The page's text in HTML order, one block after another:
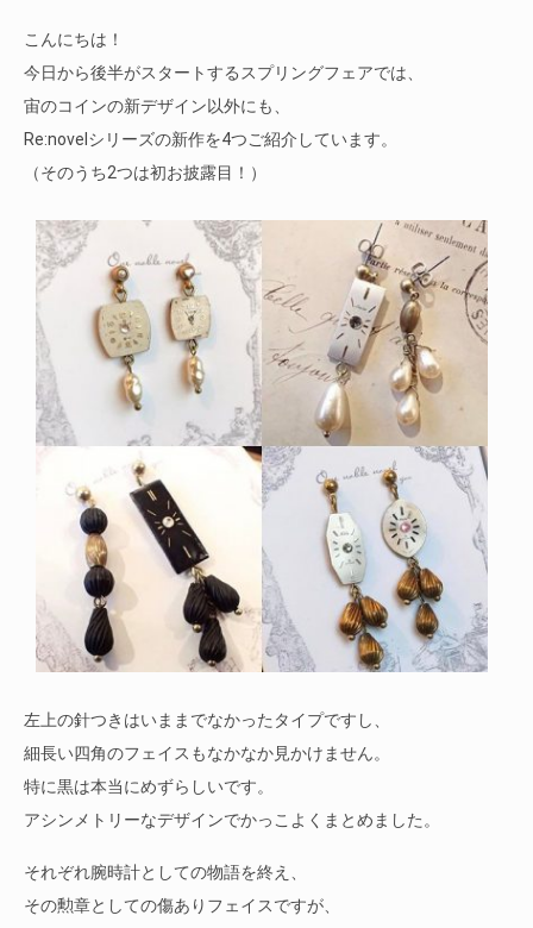
こんにちは！
今日から後半がスタートするスプリングフェアでは、
宙のコインの新デザイン以外にも、
Re:novelシリーズの新作を4つご紹介しています。
（そのうち2つは初お披露目！）
左上の針つきはいままでなかったタイプですし、
細長い四角のフェイスもなかなか見かけません。
特に黒は本当にめずらしいです。
アシンメトリーなデザインでかっこよくまとめました。
それぞれ腕時計としての物語を終え、
その勲章としての傷ありフェイスですが、